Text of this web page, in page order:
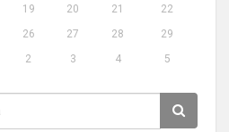
19 20 21
22
26 27 28
29
2 3 4 5